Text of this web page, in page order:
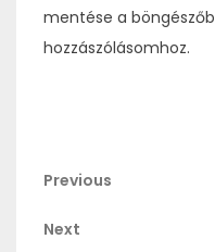
mentése a
hozzászólásomhoz.
Bejegyzés
navigáció
Previous
Previous
Next
Next